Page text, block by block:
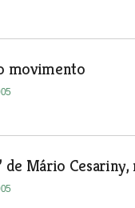
movimento
de Mário